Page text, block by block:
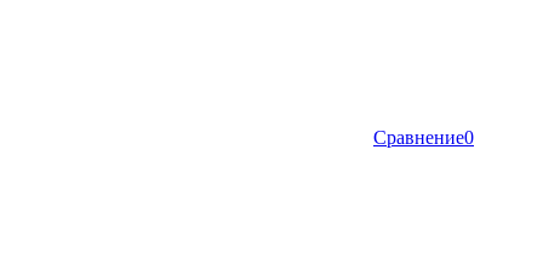
Сравнение0